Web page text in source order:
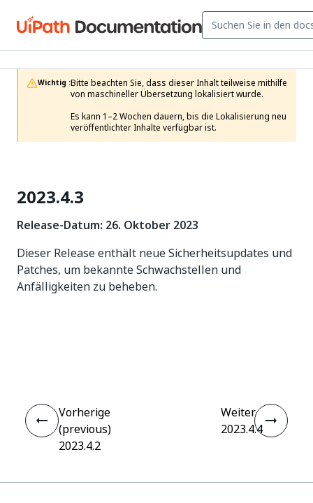
Wichtig :Bitte beachten Sie, dass dieser Inhalt teilweise mithilfe
von maschineller Übersetzung lokalisiert wurde.
Es kann 1–2 Wochen dauern, bis die Lokalisierung neu
veröffentlichter Inhalte verfügbar ist.
2023.4.3
Release-Datum: 26. Oktober 2023
Dieser Release enthält neue Sicherheitsupdates und
Patches, um bekannte Schwachstellen und
Anfälligkeiten zu beheben.
Vorherige
(previous)
2023.4.2
Weiter
2023.4.4